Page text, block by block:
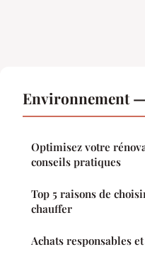
Environnement
Optimisez votre
conseils pratiques
Top 5 raisons de
chauffer
Achats responsables